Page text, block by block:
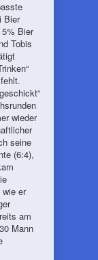
Bier
Bier
Tobis
wieder
seine
(6:4),
er
am
Mann